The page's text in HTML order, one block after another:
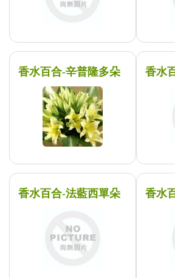
香水百合-辛普隆多朵 香水
香水百合-法藍西單朵 香水